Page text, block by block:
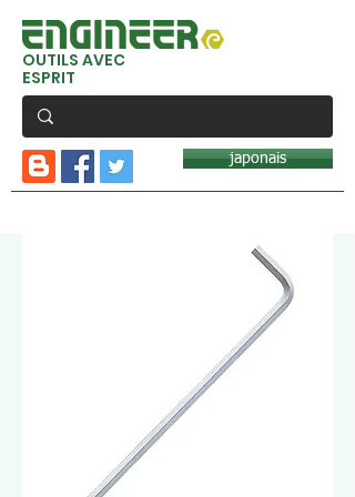
OUTILS AVEC
ESPRIT
japonais